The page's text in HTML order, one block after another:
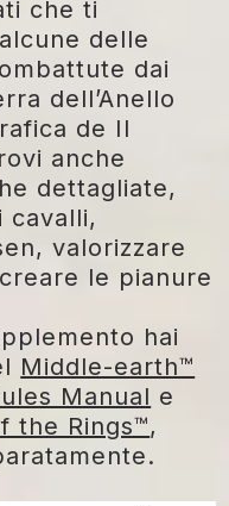
che ti
delle
dai
dell’Anello
de Il
anche
dettagliate,
cavalli,
valorizzare
le pianure
hai
Middle-earth™
Manual e
the Rings™,